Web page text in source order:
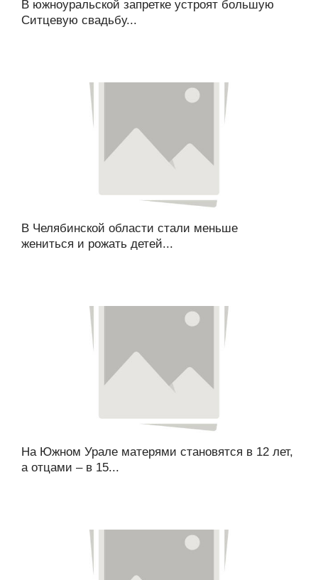
В южноуральской запретке устроят большую
Ситцевую свадьбу...
В Челябинской области стали меньше
жениться и рожать детей...
На Южном Урале матерями становятся в 12 лет,
а отцами – в 15...